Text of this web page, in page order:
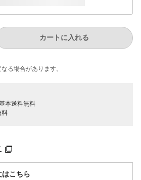
カートに入れる
る​場合が​あります。
本送料無料
料
こちら